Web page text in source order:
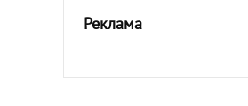
Реклама